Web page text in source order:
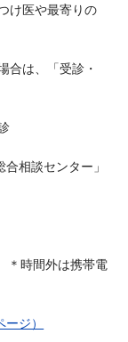
け医や最寄りの
合は、「受診・
相談センター」
時間外は携帯電
ジ）